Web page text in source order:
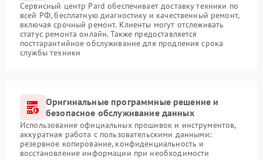
Сервисный центр Pard обеспечивает доставку техники по
всей РФ, бесплатную диагностику и качественный ремонт,
включая срочный ремонт. Клиенты могут отслеживать
статус ремонта онлайн. Также предоставляется
постгарантийное обслуживание для продления срока
службы техники
Оригинальные программные решение и
безопасное обслуживание данных
Использование официальных прошивок и инструментов,
аккуратная работа с пользовательскими данными:
резервное копирование, конфиденциальность и
восстановление информации при необходимости